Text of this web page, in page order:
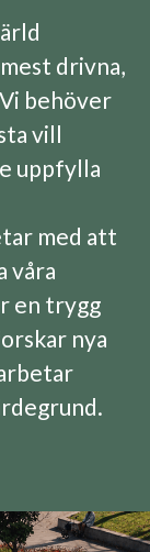
drivna,
behöver
vill
uppfylla
med att
våra
en trygg
nya